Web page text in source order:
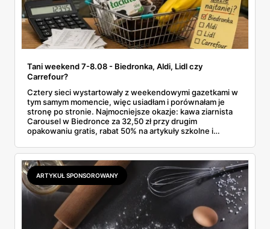
Tani weekend 7-8.08 - Biedronka, Aldi, Lidl czy
Carrefour?
Cztery sieci wystartowały z weekendowymi gazetkami w
tym samym momencie, więc usiadłam i porównałam je
stronę po stronie. Najmocniejsze okazje: kawa ziarnista
Carousel w Biedronce za 32,50 zł przy drugim
opakowaniu gratis, rabat 50% na artykuły szkolne i
2,99 zł za kilogram, ale wyłącznie w sobotę z aplikacją. Aldi
odpowiada masłem za 2,99 zł. Werdykt w skrócie:
najwięcej wyciśniesz z Biedronki, po świeże warzywa jedź
do Aldi.
ARTYKUŁ SPONSOROWANY